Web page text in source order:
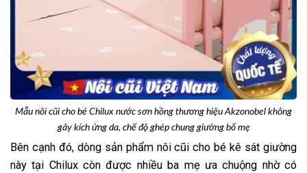
Mẫu nôi cũi cho bé Chilux nước sơn hồng thương hiệu Akzonobel không
gây kích ứng da, chế độ ghép chung giường bố mẹ
Bên cạnh đó, dòng sản phẩm nôi cũi cho bé kê sát giường
này tại Chilux còn được nhiều ba mẹ ưa chuộng nhờ có